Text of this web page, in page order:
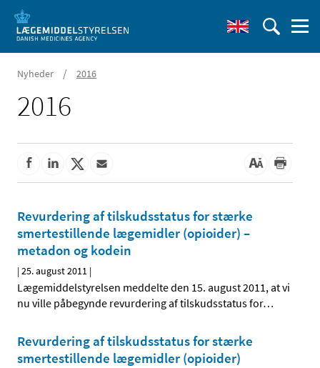
Nyheder / 2016
2016
Revurdering af tilskudsstatus for stærke
smertestillende lægemidler (opioider) –
metadon og kodein
|25. august 2011 |
Lægemiddelstyrelsen meddelte den 15. august 2011, at vi
nu ville påbegynde revurdering af tilskudsstatus for…
Revurdering af tilskudsstatus for stærke
smertestillende lægemidler (opioider)